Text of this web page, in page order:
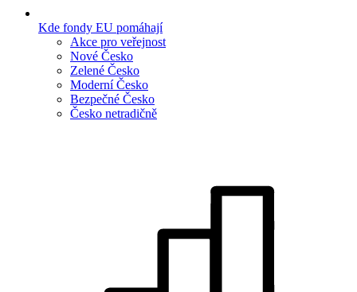
Kde fondy EU pomáhají
Akce pro veřejnost
Nové Česko
Zelené Česko
Moderní Česko
Bezpečné Česko
Česko netradičně